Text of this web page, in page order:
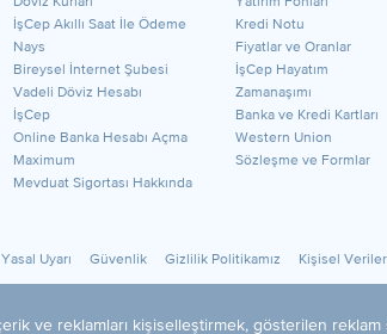
İşCep Akıllı Saat İle Ödeme
Kredi Notu
Nays
Fiyatlar ve Oranlar
Bireysel İnternet Şubesi
İşCep Hayatım
Vadeli Döviz Hesabı
Zamanaşımı
İşCep
Banka ve Kredi Kartları
Online Banka Hesabı Açma
Western Union
Maximum
Sözleşme ve Formlar
Mevduat Sigortası Hakkında
Yasal Uyarı Güvenlik Gizlilik Politikamız Kişisel